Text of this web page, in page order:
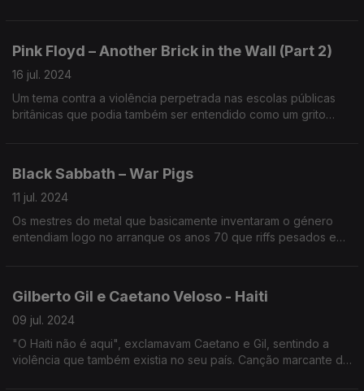
Pink Floyd – Another Brick in the Wall (Part 2)
16 jul. 2024
Um tema contra a violência perpetrada nas escolas públicas
britânicas que podia também ser entendido como um grito
Black Sabbath – War Pigs
11 jul. 2024
Os mestres do metal que basicamente inventaram o género
entendiam logo no arranque os anos 70 que riffs pesados e
Gilberto Gil e Caetano Veloso - Haiti
09 jul. 2024
"O Haiti não é aqui", exclamavam Caetano e Gil, sentindo a
violência que também existia no seu país. Canção marcante de